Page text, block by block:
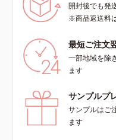
開封後でも発
※商品返送料
最短ご注文
一部地域を除
ます
サンプルプ
サンプルはご
ます